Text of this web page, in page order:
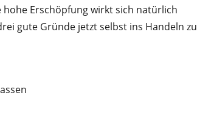
hohe Erschöpfung wirkt sich natürlich
gute Gründe jetzt selbst ins Handeln zu